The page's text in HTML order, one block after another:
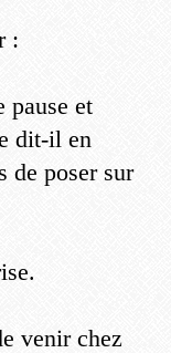
:
pause et
dit-il en
de poser sur
venir chez